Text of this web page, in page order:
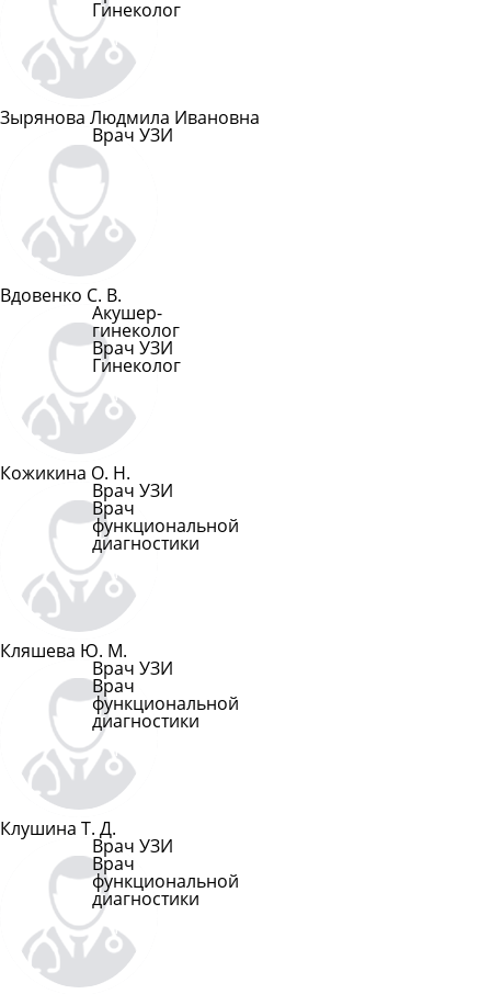
Гинеколог
Подробнее
Зырянова Людмила Ивановна
Врач УЗИ
Вдовенко С. В.
Акушер-
гинеколог
Врач УЗИ
Гинеколог
Подробнее
Кожикина О. Н.
Врач УЗИ
Врач
функциональной
диагностики
Подробнее
Кляшева Ю. М.
Врач УЗИ
Врач
функциональной
диагностики
Подробнее
Клушина Т. Д.
Врач УЗИ
Врач
функциональной
диагностики
Подробнее